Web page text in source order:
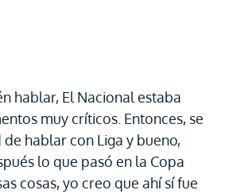
hablar, El Nacional estaba
muy críticos. Entonces, se
hablar con Liga y bueno,
lo que pasó en la Copa
cosas, yo creo que ahí sí fue